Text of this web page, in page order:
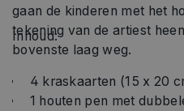
gaan de kinderen met het
tekening van de artiest
bovenste laag weg.
Inhoud:
4 kraskaarten (15 x 20
1 houten pen met